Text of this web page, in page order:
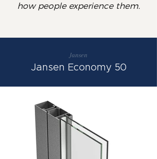
how people experience them.
Jansen
Jansen Economy 50